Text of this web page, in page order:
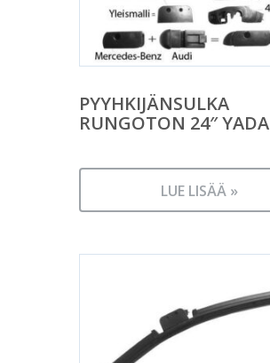
PYYHKIJÄNSULKA
RUNGOTON 24″ YADA
LUE LISÄÄ »